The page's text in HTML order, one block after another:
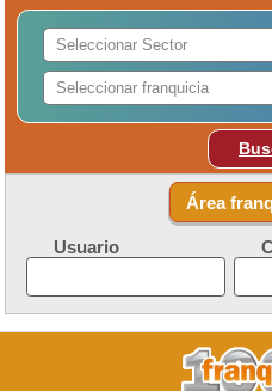
Área
Usuario